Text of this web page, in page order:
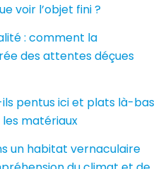
voir l’objet fini ?
: comment la
des attentes déçues
pentus ici et plats là-bas
les matériaux
un habitat vernaculaire